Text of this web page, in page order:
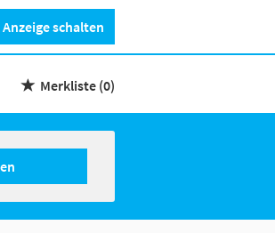
Anzeige schalten
Merkliste (0)